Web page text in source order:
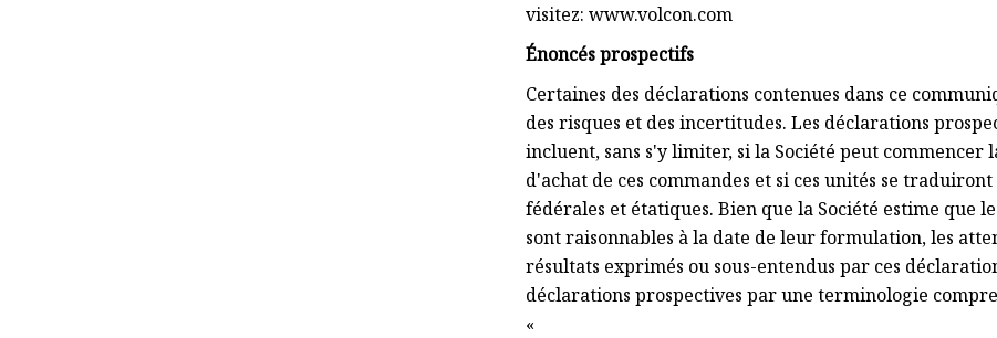
visitez: www.volcon.com
Énoncés prospectifs
Certaines des déclarations contenues dans ce
des risques et des incertitudes. Les déclarations
incluent, sans s'y limiter, si la Société peut
d'achat de ces commandes et si ces unités se
fédérales et étatiques. Bien que la Société estime que
sont raisonnables à la date de leur formulation, les
résultats exprimés ou sous-entendus par ces
déclarations prospectives par une terminologie
« ''a l'intention''